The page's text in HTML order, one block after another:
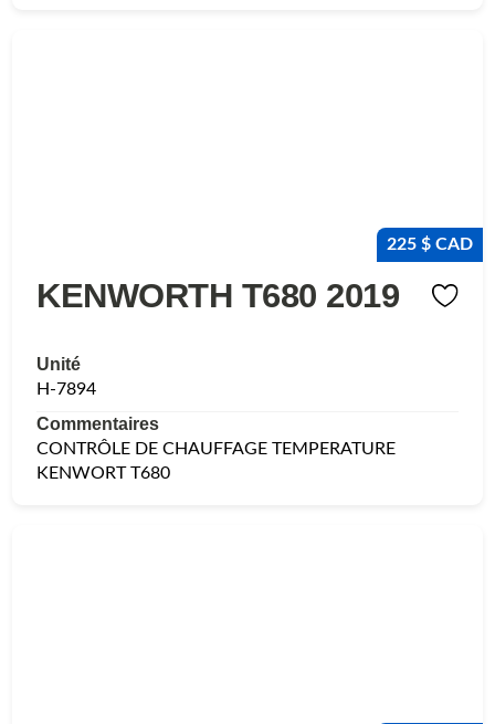
225 $ CAD
KENWORTH T680 2019
Unité
H-7894
Commentaires
CONTRÔLE DE CHAUFFAGE TEMPERATURE
KENWORT T680